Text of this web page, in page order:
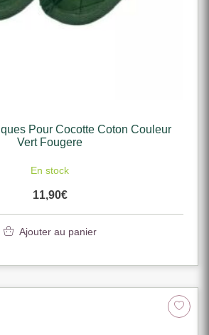
Pour Cocotte Coton Couleur
Vert Fougere
En stock
11,90€
Ajouter au panier